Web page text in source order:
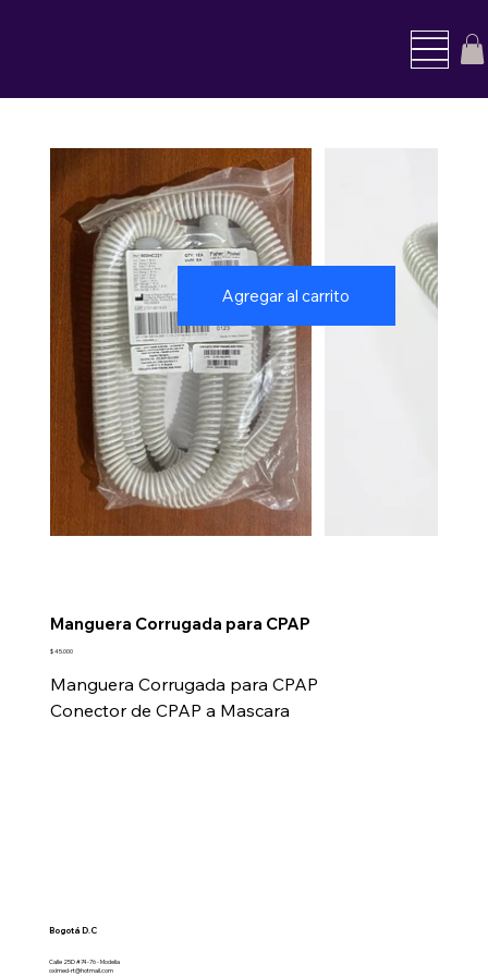
Manguera Corrugada para CPAP
Precio
$ 45.000
Manguera Corrugada para CPAP
Conector de CPAP a Mascara
Agregar al carrito
Bogotá D.C
Calle 25D #74-76 - Modelia
oximed-rt@hotmail.com